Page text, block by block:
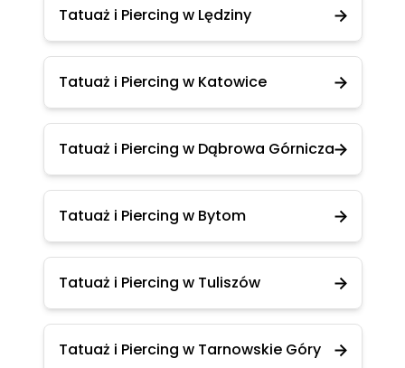
Tatuaż i Piercing w Lędziny
Tatuaż i Piercing w Katowice
Tatuaż i Piercing w Dąbrowa Górnicza
Tatuaż i Piercing w Bytom
Tatuaż i Piercing w Tuliszów
Tatuaż i Piercing w Tarnowskie Góry